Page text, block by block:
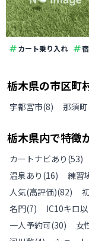
カート乗り入れ
栃木県の市区町
宇都宮市(8) 那須町
栃木県内で特徴
カートナビあり (53)
温泉あり (16) 練習
人気(高評価)(82)
名門(7) IC10キロ
一人予約可(30) 女